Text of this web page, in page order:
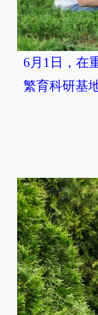
6月1日，在
繁育科研基